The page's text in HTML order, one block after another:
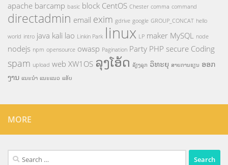
apache barcamp basic block CentOS Chester comma command
directadmin email exim gdrive google GROUP_CONCAT hello
world intro java kali lao Linkin Park linux LP maker MySQL node
nodejs npm opensource owasp Pagination Party PHP secure Coding
spam upload web XW1OS ລຸງໂອ້ດ ລ້ຽງລູກ ວິທະຍຸ ສາຍການຮຽນ ອອກ
ງານ ແນະນຳ ແນະແນວ ແອັບ
MORE
Search